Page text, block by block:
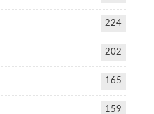
224
202
165
159